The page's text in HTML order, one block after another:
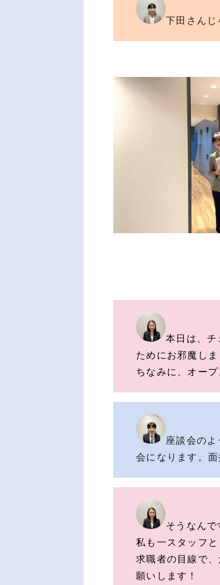
下田さんじ
本日は、
ためにお邪魔し
ちなみに、オー
座談会の
会になります。
そうなん
私も一スタッフ
求職者の目線で
願いします！